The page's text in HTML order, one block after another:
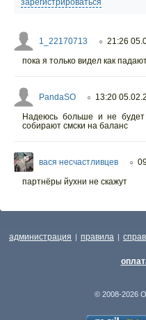
зарегистрироваться
1_22170713 ○ 21:26
пока я только видел как
PandaSO ○ 13:20
Надеюсь больше и не
собирают смски на баланс
вася несчастливцев ○
партнёры йухни не скажут
администрация | правила |
© 2008-2026